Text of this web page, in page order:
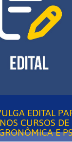
EDITAL
CURSOS DE
E